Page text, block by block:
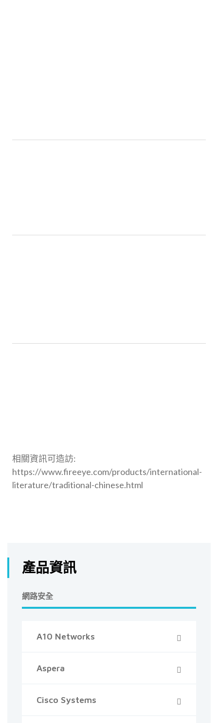
相關資訊可造訪:
https://www.fireeye.com/products/international-
literature/traditional-chinese.html
產品資訊
網路安全
A10 Networks
Aspera
Cisco Systems